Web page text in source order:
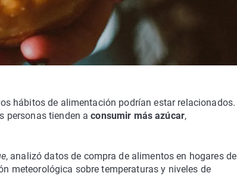
hábitos de alimentación podrían estar relacionados.
personas tienden aconsumir más azúcar,
, analizó datos de compra de alimentos en hogares de
meteorológica sobre temperaturas y niveles de